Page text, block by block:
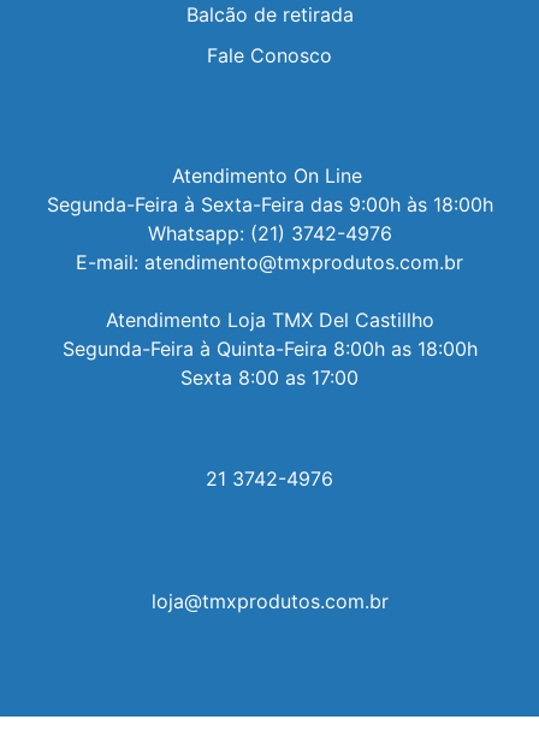
Balcão de retirada
Fale Conosco
Atendimento On Line
Segunda-Feira à Sexta-Feira das 9:00h às 18:00h
Whatsapp: (21) 3742-4976
E-mail: atendimento@tmxprodutos.com.br
Atendimento Loja TMX Del Castillho
Segunda-Feira à Quinta-Feira 8:00h as 18:00h
Sexta 8:00 as 17:00
21 3742-4976
loja@tmxprodutos.com.br